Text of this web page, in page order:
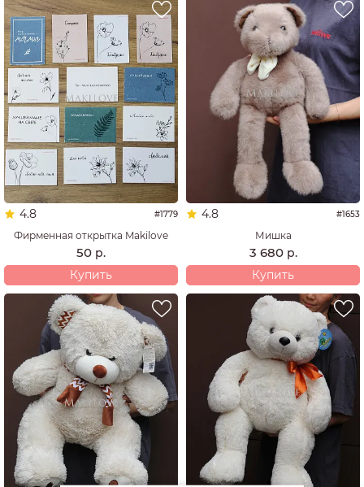
4.8 #1779
Фирменная открытка Makilove
50 р.
Купить
4.8 #1653
Мишка
3 680 р.
Купить